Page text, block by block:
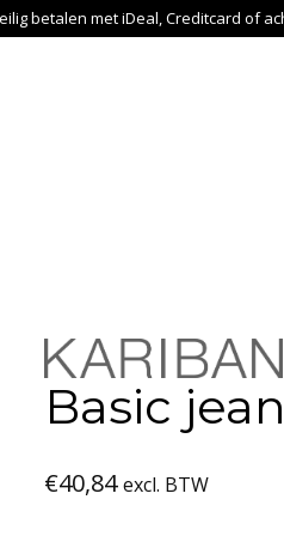
betalen met iDeal, Creditcard of
Basic
€40,84 excl. BTW